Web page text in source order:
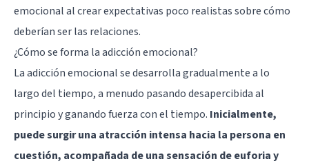
emocional al crear expectativas poco realistas sobre cómo
deberían ser las relaciones.
¿Cómo se forma la adicción emocional?
La adicción emocional se desarrolla gradualmente a lo
largo del tiempo, a menudo pasando desapercibida al
principio y ganando fuerza con el tiempo. Inicialmente,
puede surgir una atracción intensa hacia la persona en
cuestión, acompañada de una sensación de euforia y